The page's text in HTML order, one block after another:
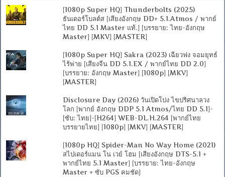
[1080p Super HQ] Thunderbolts (2025)
ธันเดอร์โบลต์ส [เสียงอังกฤษ DD+ 5.1.Atmos / พากย์
ไทย DD 5.1 Master แท้.] [บรรยาย: ไทย-อังกฤษ
Master] [MKV] [MASTER]
[1080p Super HQ] Sakra (2023) เฉียวฟง จอมยุทธ์
ไร้พ่าย [เสียงจีน DD 5.1.EX / พากย์ไทย DD 2.0]
[บรรยาย: อังกฤษ Master] [1080p] [MKV]
[MASTER]
Disclosure Day (2026) วันเปิดโปง ไขปริศนาลวง
โลก [พากย์ อังกฤษ DDP 5.1 Atmos/ไทย DD 5.1]-
[ซับ: ไทย]-[H264] WEB-DL.H.264 [พากย์ไทย
บรรยายไทย] [1080p] [MKV] [MASTER]
[1080p HQ] Spider-Man No Way Home (2021)
สไปเดอร์แมน โน เวย์ โฮม [เสียงอังกฤษ DTS-5.1 +
พากย์ไทย 5.1 Master] [บรรยาย: ไทย-อังกฤษ
Master + ซับ PGS คมชัด]